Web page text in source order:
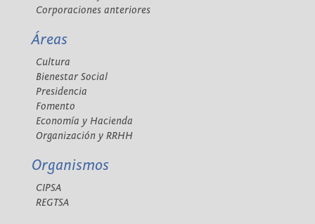
Corporaciones anteriores
Áreas
Cultura
Bienestar Social
Presidencia
Fomento
Economía y Hacienda
Organización y RRHH
Organismos
CIPSA
REGTSA